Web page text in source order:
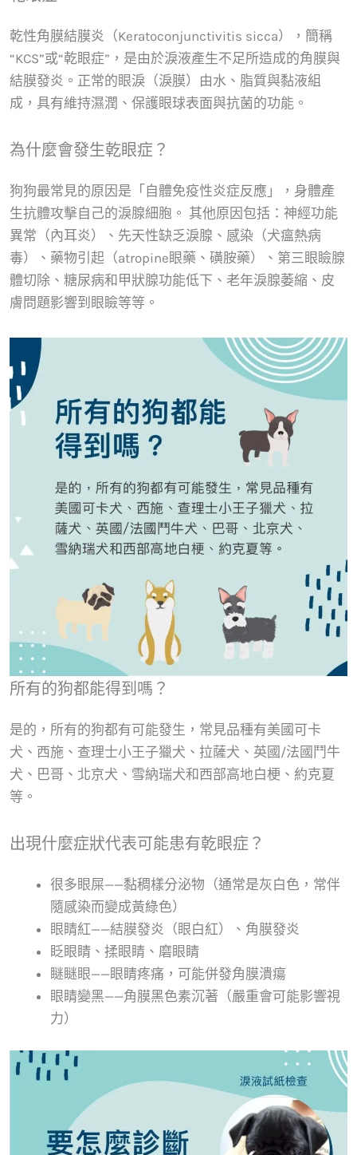
乾性角膜結膜炎（Keratoconjunctivitis sicca），簡稱
“KCS”或“乾眼症”，是由於淚液產生不足所造成的角膜與
結膜發炎。正常的眼淚（淚膜）由水、脂質與黏液組
成，具有維持濕潤、保護眼球表面與抗菌的功能。
為什麼會發生乾眼症？
狗狗最常見的原因是「自體免疫性炎症反應」，身體產
生抗體攻擊自己的淚腺細胞。 其他原因包括：神經功能
異常（內耳炎）、先天性缺乏淚腺、感染（犬瘟熱病
毒）、藥物引起（atropine眼藥、磺胺藥）、第三眼瞼腺
體切除、糖尿病和甲狀腺功能低下、老年淚腺萎縮、皮
膚問題影響到眼瞼等等。
所有的狗都能得到嗎？
是的，所有的狗都有可能發生，常見品種有美國可卡
犬、西施、查理士小王子獵犬、拉薩犬、英國/法國鬥牛
犬、巴哥、北京犬、雪納瑞犬和西部高地白梗、約克夏
等。
出現什麼症狀代表可能患有乾眼症？
很多眼屎——黏稠樣分泌物（通常是灰白色，常伴
隨感染而變成黃綠色）
眼睛紅——結膜發炎（眼白紅）、角膜發炎
眨眼睛、揉眼睛、磨眼睛
瞇瞇眼——眼睛疼痛，可能併發角膜潰瘍
眼睛變黑——角膜黑色素沉著（嚴重會可能影響視
力）